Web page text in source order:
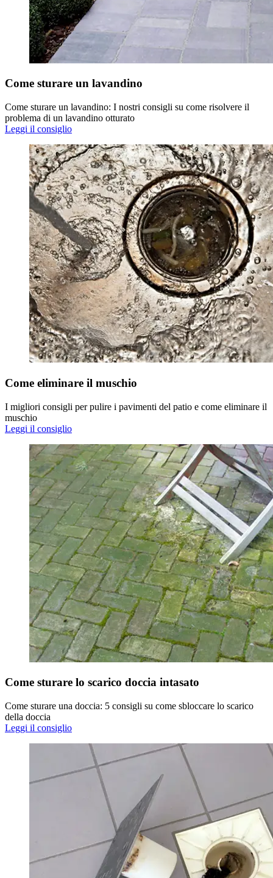
Come sturare un lavandino
Come sturare un lavandino: I nostri consigli su come risolvere il
problema di un lavandino otturato
Leggi il consiglio
Come eliminare il muschio
I migliori consigli per pulire i pavimenti del patio e come eliminare il
muschio
Leggi il consiglio
Come sturare lo scarico doccia intasato
Come sturare una doccia: 5 consigli su come sbloccare lo scarico
della doccia
Leggi il consiglio